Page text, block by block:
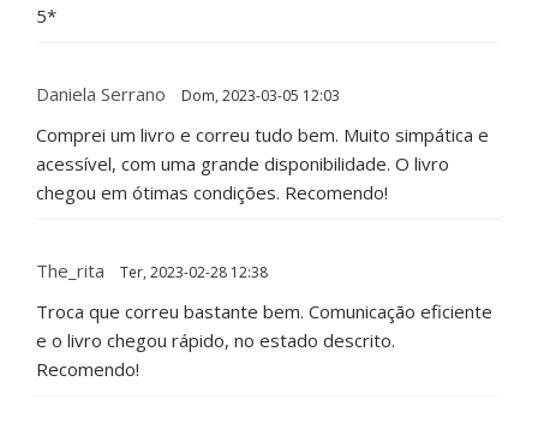
5*
Daniela Serrano Dom, 2023-03-05 12:03
Comprei um livro e correu tudo bem. Muito simpática e
acessível, com uma grande disponibilidade. O livro
chegou em ótimas condições. Recomendo!
The_rita Ter, 2023-02-28 12:38
Troca que correu bastante bem. Comunicação eficiente
e o livro chegou rápido, no estado descrito.
Recomendo!